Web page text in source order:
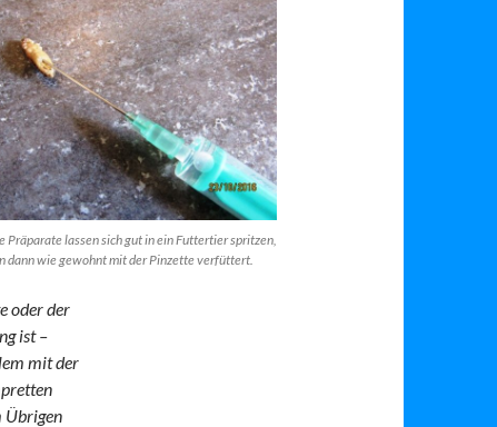
Präparate lassen sich gut in ein Futtertier spritzen,
dann wie gewohnt mit der Pinzette verfüttert.
oder der
ist –
mit der
Übrigen